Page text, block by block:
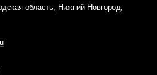
область, Нижний Новгород,